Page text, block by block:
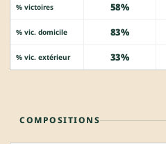
% victoires 58%
% vic. domicile 83%
% vic. extérieur 33%
COMPOSITIONS